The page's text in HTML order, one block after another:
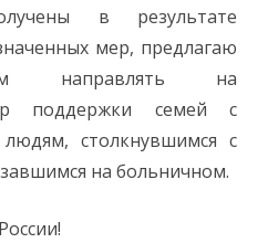
в результате
мер, предлагаю
направлять на
поддержки семей с
столкнувшимся с
на больничном.